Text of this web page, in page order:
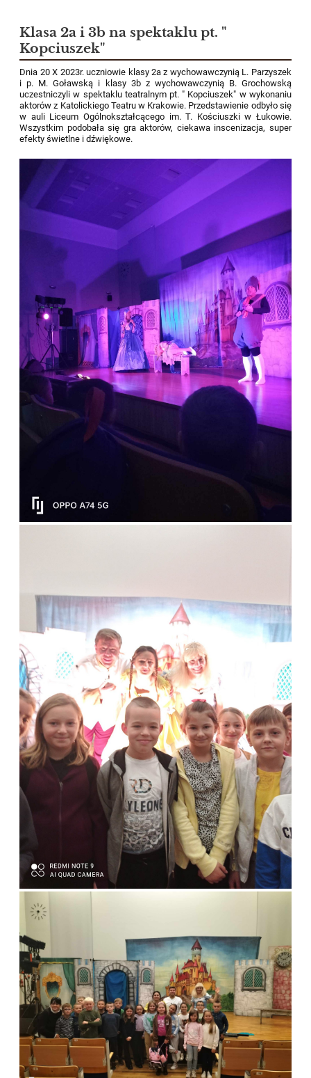
Klasa 2a i 3b na spektaklu pt. "
Kopciuszek"
Dnia 20 X 2023r. uczniowie klasy 2a z wychowawczynią L. Parzyszek
i p. M. Goławską i klasy 3b z wychowawczynią B. Grochowską
uczestniczyli w spektaklu teatralnym pt. " Kopciuszek" w wykonaniu
aktorów z Katolickiego Teatru w Krakowie. Przedstawienie odbyło się
w auli Liceum Ogólnokształcącego im. T. Kościuszki w Łukowie.
Wszystkim podobała się gra aktorów, ciekawa inscenizacja, super
efekty świetlne i dźwiękowe.